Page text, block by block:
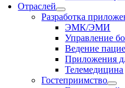
Отраслей
Разработка
ЭМК/ЭМИ
Управление
Ведение
Приложения
Телемедицина
Гостеприимство